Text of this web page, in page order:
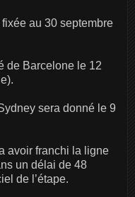
au 30 septembre
de Barcelone le 12
sera donné le 9
avoir franchi la ligne
un délai de 48
de l’étape.